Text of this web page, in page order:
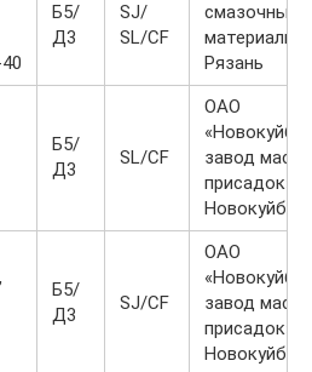
Б5/
Д3
SJ/
SL/CF
смазочные
материалы»,
Рязань
Б5/
Д3
SL/CF
ОАО
завод
присадок», г.
Б5/
Д3
SJ/CF
ОАО
завод
присадок», г.